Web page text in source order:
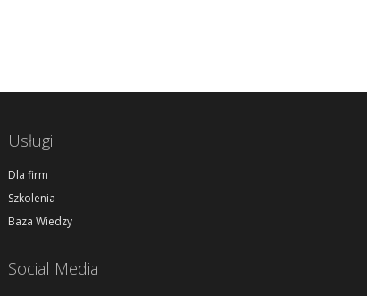
Usługi
Dla firm
Szkolenia
Baza Wiedzy
Social Media